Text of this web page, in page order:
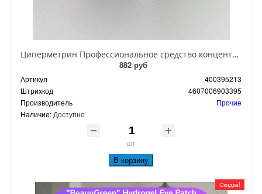
Циперметрин Профессиональное средство концентрат эмульсии 25% для уничтожения тараканов, мух,комаров, блох, клопов, муравьев, ос 50 мл
882 руб
Артикул
400395213
Штрихкод
4607006903395
Производитель
Прочие
Наличие: Доступно
шт
В корзину
Скидка!